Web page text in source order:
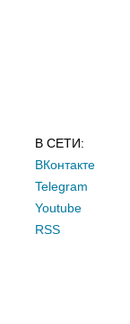
В СЕТИ:
ВКонтакте
Telegram
Youtube
RSS